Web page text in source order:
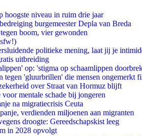
hoogste niveau in ruim drie jaar
burgemeester Depla van Breda
boom, vier gewonden
politieke mening, laat jij je
uitbreiding
op: 'stigma op schaamlippen
'gluurbrillen' die mensen ongemerkt
over Straat van Hormuz blijft
mentale schade bij jongeren
na migratiecrisis Ceuta
verdienden miljoenen aan migranten
droogte: Gereedschapskist leeg
in 2028 opvolgt